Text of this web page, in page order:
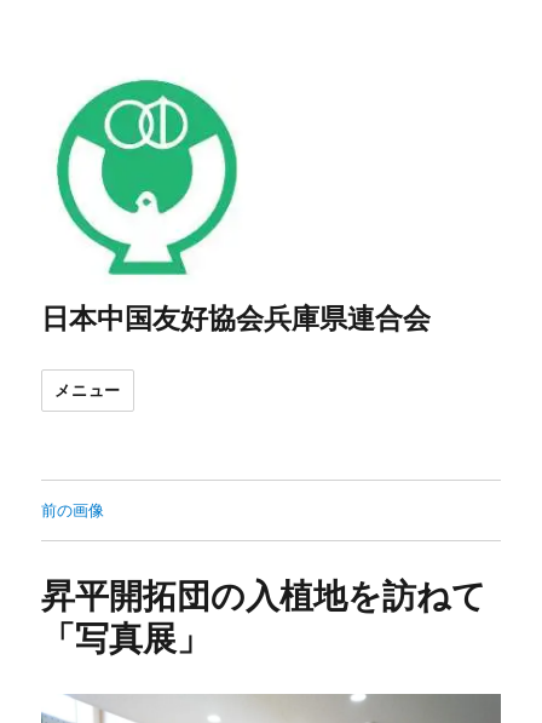
日本中国友好協会兵庫県連合会
メニュー
前の画像
昇平開拓団の入植地を訪ねて
「写真展」